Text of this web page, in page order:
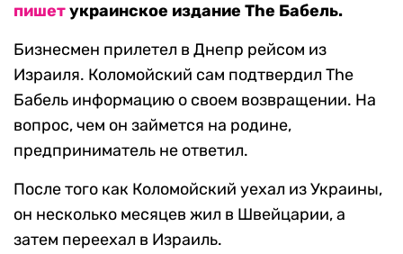
пишетукраинское издание The Бабель.
Бизнесмен прилетел в Днепр рейсом из
Израиля. Коломойский сам подтвердил The
Бабель информацию о своем возвращении. На
вопрос, чем он займется на родине,
предприниматель не ответил.
После того как Коломойский уехал из Украины,
он несколько месяцев жил в Швейцарии, а
затем переехал в Израиль.